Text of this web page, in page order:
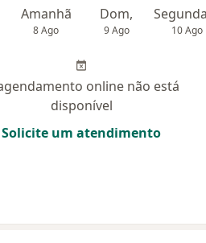
Amanhã
8 Ago
Dom,
9 Ago 10 Ago
online não está
disponível
Solicite um atendimento